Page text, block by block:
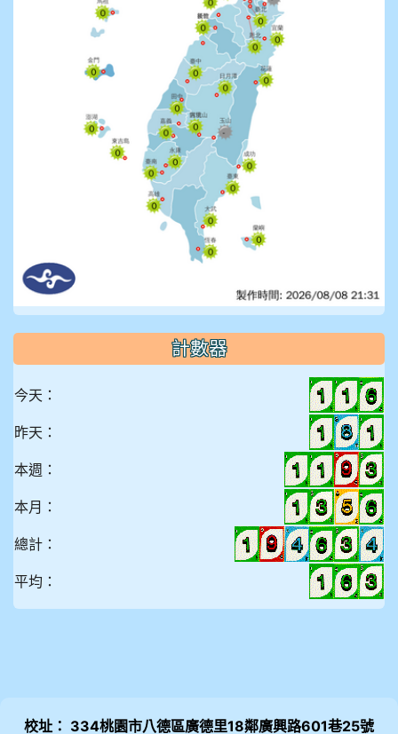
計數器
今天：
昨天：
本週：
本月：
總計：
平均：
校址： 334桃園市八德區廣德里18鄰廣興路601巷25號